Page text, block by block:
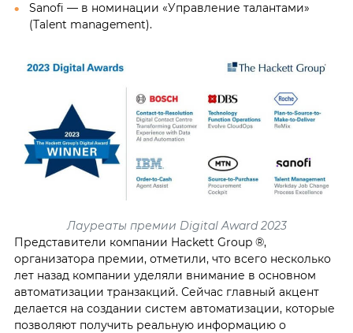
Sanofi — в номинации «Управление талантами»
(Talent management).
Лауреаты премии Digital Award 2023
Представители компании Hackett Group ®,
организатора премии, отметили, что всего несколько
лет назад компании уделяли внимание в основном
автоматизации транзакций. Сейчас главный акцент
делается на создании систем автоматизации, которые
позволяют получить реальную информацию о